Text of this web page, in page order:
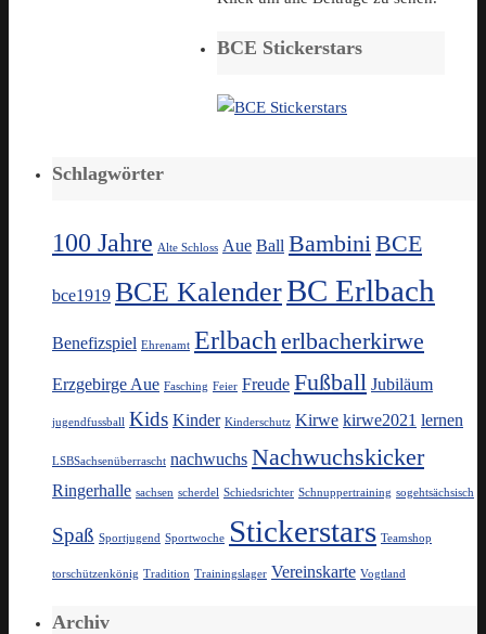
BCE Stickerstars
Schlagwörter
100 Jahre Alte Schloss Aue Ball BambiniBCE
bce1919 BCE KalenderBC Erlbach
Benefizspiel Ehrenamt Erlbach erlbacherkirwe
Erzgebirge Aue Fasching Feier Freude Fußball Jubiläum
jugendfussball Kids Kinder Kinderschutz Kirwe kirwe2021 lernen
LSBSachsenüberrascht nachwuchs Nachwuchskicker
Ringerhalle sachsen scherdel Schiedsrichter Schnuppertraining sogehtsächsisch
Spaß Sportjugend Sportwoche Stickerstars Teamshop
torschützenkönig Tradition Trainingslager Vereinskarte Vogtland
Archiv